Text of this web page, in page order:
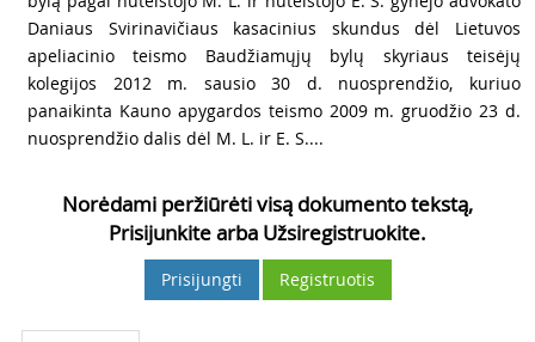
Daniaus Svirinavičiaus kasacinius skundus dėl Lietuvos
apeliacinio teismo Baudžiamųjų bylų skyriaus teisėjų
kolegijos 2012 m. sausio 30 d. nuosprendžio, kuriuo
panaikinta Kauno apygardos teismo 2009 m. gruodžio 23 d.
nuosprendžio dalis dėl M. L. ir E. S....
Norėdami peržiūrėti visą dokumento tekstą,
Prisijunkite arba Užsiregistruokite.
Prisijungti Registruotis